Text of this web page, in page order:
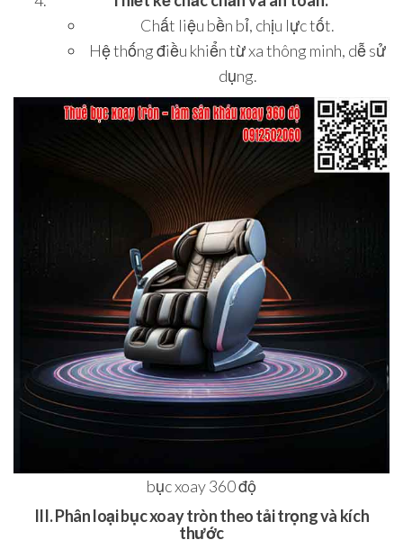
Chất liệu bền bỉ, chịu lực tốt.
Hệ thống điều khiển từ xa thông minh, dễ sử
dụng.
bục xoay 360 độ
III. Phân loại bục xoay tròn theo tải trọng và kích
thước